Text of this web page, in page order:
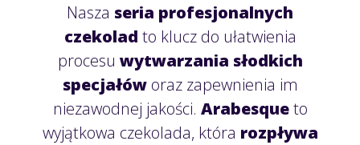
Nasza seria profesjonalnych
czekolad to klucz do ułatwienia
procesu wytwarzania słodkich
specjałóworaz zapewnienia im
niezawodnej jakości. Arabesqueto
wyjątkowa czekolada, która rozpływa